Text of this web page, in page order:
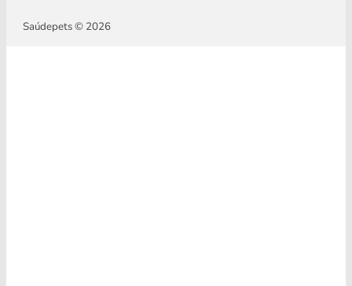
Saúdepets © 2026